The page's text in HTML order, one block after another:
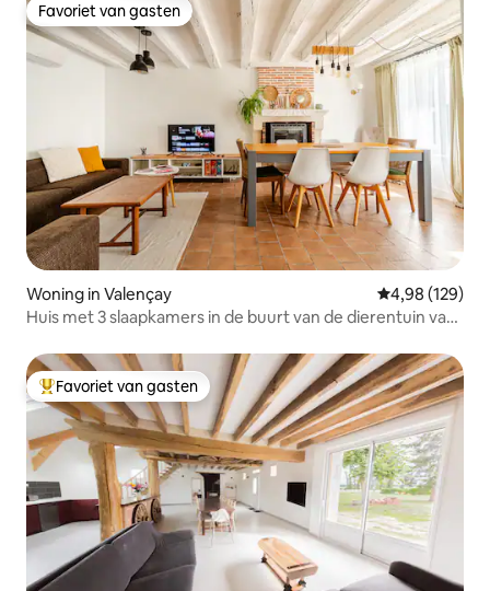
Favoriet van gasten
Favoriet van gasten
Woning in Valençay Gemiddelde
4,98 (129)
Huis met 3 slaapkamers in de buurt van de dierentuin van
Topfavoriet van gasten
Favoriet van gasten